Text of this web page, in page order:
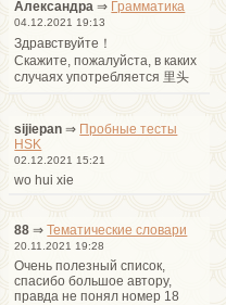
Александра ⇒ Грамматика
04.12.2021 19:13
Здравствуйте！
Cкажите, пожалуйста, в каких
случаях употребляется 里头
sijiepan ⇒ Пробные тесты
HSK
02.12.2021 15:21
wo hui xie
88 ⇒Тематические словари
20.11.2021 19:28
Очень полезный список,
спасибо большое автору,
правда не понял номер 18